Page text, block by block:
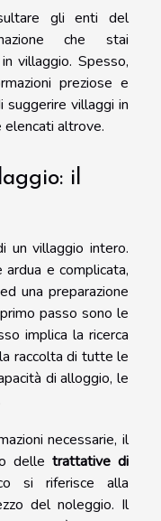
gli enti del
che stai
villaggio. Spesso,
preziose e
suggerire villaggi in
altrove.
il
un villaggio intero.
e complicata,
una preparazione
passo sono le
implica la ricerca
raccolta di tutte le
di alloggio, le
necessarie, il
delletrattative di
si riferisce alla
del noleggio. Il